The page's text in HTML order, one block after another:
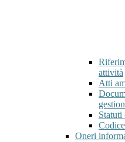
attività
Atti
Statuti
Oneri